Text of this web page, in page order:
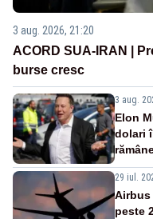
3 aug. 2026, 21:20
ACORD SUA-IRAN |
burse cresc
3 aug.
Elon
dolari
29 iul.
Airbus
peste